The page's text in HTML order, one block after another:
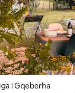
betyg, 215
i Gqeberha